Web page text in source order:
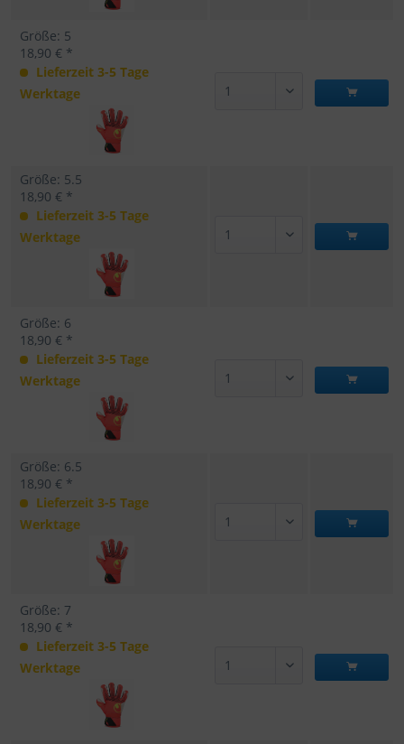
Größe: 5
18,90 € *
Lieferzeit 3-5 Tage
Werktage
Größe: 5.5
18,90 € *
Lieferzeit 3-5 Tage
Werktage
Größe: 6
18,90 € *
Lieferzeit 3-5 Tage
Werktage
Größe: 6.5
18,90 € *
Lieferzeit 3-5 Tage
Werktage
Größe: 7
18,90 € *
Lieferzeit 3-5 Tage
Werktage